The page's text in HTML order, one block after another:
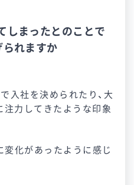
しまったとのことで
られますか
入社を決められたり、大
力してきたような印象
化があったように感じ